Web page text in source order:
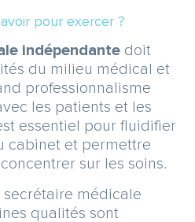
pour exercer ?
indépendante doit
du milieu médical et
professionnalisme
les patients et les
essentiel pour fluidifier
cabinet et permettre
sur les soins.
secrétaire médicale
qualités sont